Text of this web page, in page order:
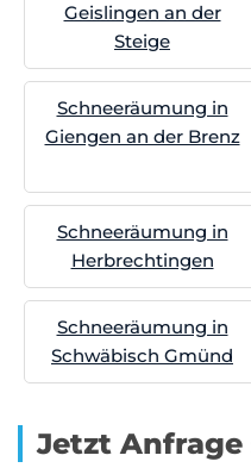
Geislingen an der
Steige
Schneeräumung in
Giengen an der Brenz
Schneeräumung in
Herbrechtingen
Schneeräumung in
Schwäbisch Gmünd
Jetzt